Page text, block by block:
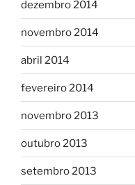
dezembro 2014
novembro 2014
abril 2014
fevereiro 2014
novembro 2013
outubro 2013
setembro 2013